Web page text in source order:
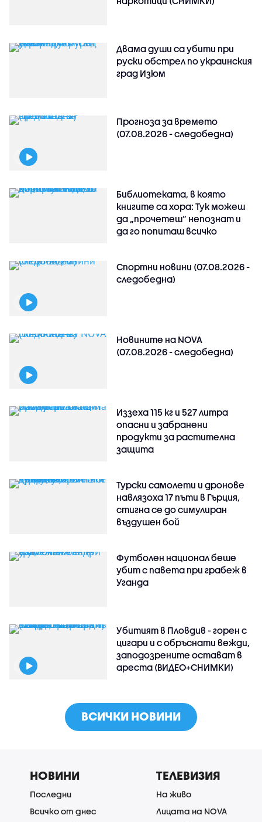
Двама души са убити при
руски обстрeл по украинския
град Изюм
Прогноза за времето
(07.08.2026 - следобедна)
Библиотеката, в която
книгите са хора: Тук можеш
да „прочетеш“ непознат и
да го попиташ всичко
Спортни новини (07.08.2026 -
следобедна)
Новините на NOVA
(07.08.2026 - следобедна)
Иззеха 115 кг и 527 литра
опасни и забранени
продукти за растителна
защита
Турски самолети и дронове
навлязоха 17 пъти в Гърция,
стигна се до симулиран
въздушен бой
Футболен национал беше
убит с павета при грабеж в
Уганда
Убитият в Пловдив - горен с
цигари и с обръснати вежди,
заподозрените остават в
ареста (ВИДЕО+СНИМКИ)
ВСИЧКИ НОВИНИ
НОВИНИ
Последни
Всичко от днес
ТЕЛЕВИЗИЯ
На живо
Лицата на NOVA